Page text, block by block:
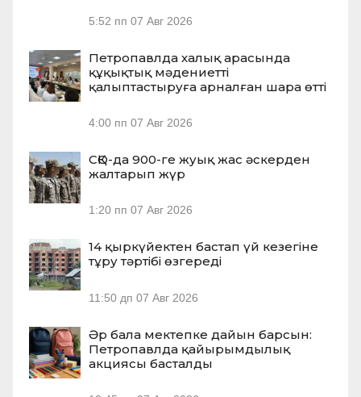
5:52 пп 07 Авг 2026
Петропавлда халық арасында
құқықтық мәдениетті
қалыптастыруға арналған шара өтті
4:00 пп 07 Авг 2026
СҚО-да 900-ге жуық жас әскерден
жалтарып жүр
1:20 пп 07 Авг 2026
14 қыркүйектен бастап үй кезегіне
тұру тәртібі өзгереді
11:50 дп 07 Авг 2026
Әр бала мектепке дайын барсын:
Петропавлда қайырымдылық
акциясы басталды